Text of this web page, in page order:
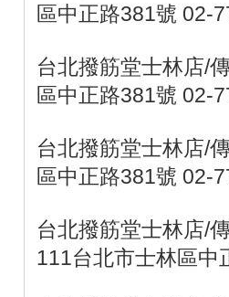
區中正路381號 02-
台北撥筋堂士林店/
區中正路381號 02-
台北撥筋堂士林店/
區中正路381號 02-
台北撥筋堂士林店/
111台北市士林區中